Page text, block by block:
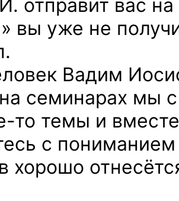
отправит вас
вы уже не
Вадим
семинарах мы
то темы и
с
хорошо